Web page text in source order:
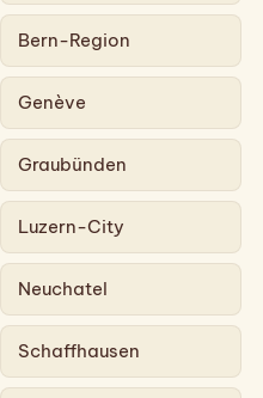
Bern-Region
Genève
Graubünden
Luzern-City
Neuchatel
Schaffhausen